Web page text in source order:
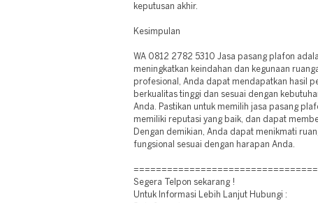
keputusan akhir.
Kesimpulan
WA 0812 2782 5310 Jasa pasang plafon
meningkatkan keindahan dan kegunaan
profesional, Anda dapat mendapatkan hasil
berkualitas tinggi dan sesuai dengan
Anda. Pastikan untuk memilih jasa pasang
memiliki reputasi yang baik, dan dapat
Dengan demikian, Anda dapat menikmati
fungsional sesuai dengan harapan Anda.
=================================
Segera Telpon sekarang !
Untuk Informasi Lebih Lanjut Hubungi :